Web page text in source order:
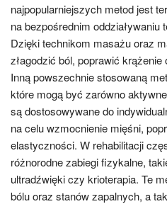
najpopularniejszych metod jest
na bezpośrednim oddziaływaniu
Dzięki technikom masażu oraz
złagodzić ból, poprawić
Inną powszechnie stosowaną
które mogą być zarówno
są dostosowywane do
na celu wzmocnienie mięśni,
elastyczności. W rehabilitacji
różnorodne zabiegi fizykalne,
ultradźwięki czy krioterapia. Te
bólu oraz stanów zapalnych, a